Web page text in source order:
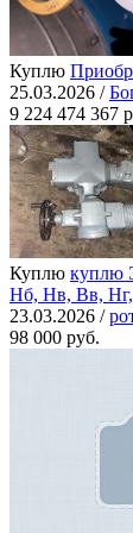
Куплю
25.03.2026 /
9 224 474 367
Куплю куплю
Нб, Нв, Вв,
23.03.2026 /
98 000 руб.